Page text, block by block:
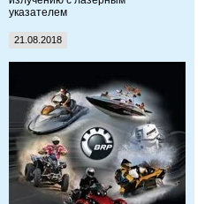
указателем
21.08.2018